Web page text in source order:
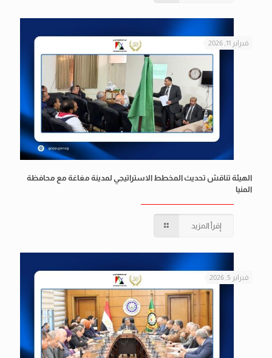
فبراير 11, 2026
الهيئة تناقش تحديث المخطط الاستراتيجي لمدينة مغاغة مع محافظة
المنيا
إقرأ المزيد
فبراير 5, 2026